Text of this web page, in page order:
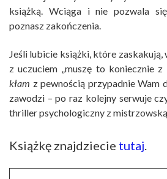
książką. Wciąga i nie pozwala
poznasz zakończenia.
Jeśli lubicie książki, które
z uczuciem „muszę to koniecznie z
kłam z pewnością przypadnie Wam
zawodzi – po raz kolejny serwuje
thriller psychologiczny z
Książkę znajdziecie tutaj